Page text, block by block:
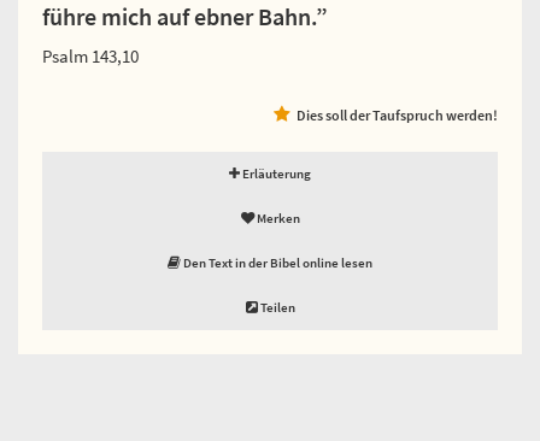
führe mich auf ebner Bahn.”
Psalm 143,10
Dies soll der Taufspruch werden!
Erläuterung
Merken
Den Text in der Bibel online lesen
Teilen